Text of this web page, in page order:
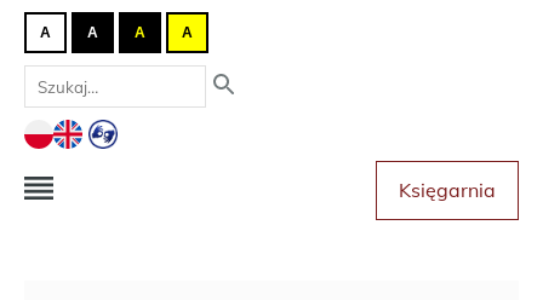
A A A A
Księgarnia